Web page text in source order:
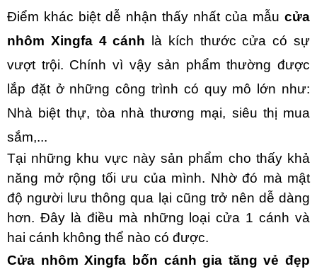
Điểm khác biệt dễ nhận thấy nhất của mẫu cửa
nhôm Xingfa 4 cánh là kích thước cửa có sự
vượt trội. Chính vì vậy sản phẩm thường được
lắp đặt ở những công trình có quy mô lớn như:
Nhà biệt thự, tòa nhà thương mại, siêu thị mua
sắm,...
Tại những khu vực này sản phẩm cho thấy khả
năng mở rộng tối ưu của mình. Nhờ đó mà mật
độ người lưu thông qua lại cũng trở nên dễ dàng
hơn. Đây là điều mà những loại cửa 1 cánh và
hai cánh không thể nào có được.
Cửa nhôm Xingfa bốn cánh gia tăng vẻ đẹp